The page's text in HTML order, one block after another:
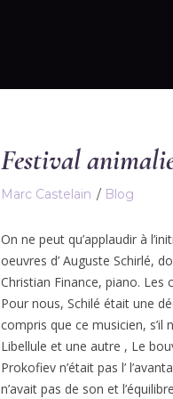
Festival
Marc Castelain Blog
On ne peut qu’applaudir à
oeuvres d’ Auguste Schirlé,
Christian Finance, piano. Les
Pour nous, Schilé était une
compris que ce musicien, s’il
Libellule et une autre , Le
Prokofiev n’était pas l’
n’avait pas de son et